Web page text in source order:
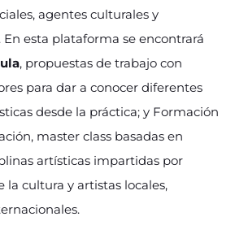
agentes culturales y
esta plataforma se encontrará
, propuestas de trabajo con
para dar a conocer diferentes
desde la práctica; y Formación
master class basadas en
artísticas impartidas por
la cultura y artistas locales,